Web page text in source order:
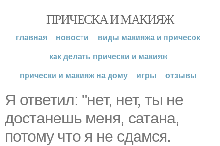
ПРИЧЕСКА И МАКИЯЖ
главная новости
виды макияжа и причесок
как делать прически и макияж
прически и макияж на дому
игры отзывы
Я ответил: "нет, нет, ты не
достанешь меня, сатана,
потому что я не сдамся.